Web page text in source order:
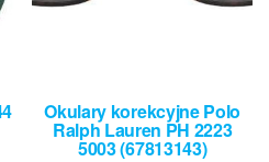
Okulary korekcyjne Polo
Ralph Lauren PH 2223
5003 (67813143)